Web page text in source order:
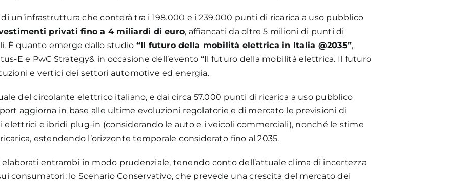
di un’infrastruttura che conterà tra i 198.000 e i 239.000 punti di ricarica a uso pubblico
privati fino a 4 miliardi di euro, affiancati da oltre 5 milioni di punti di
È quanto emerge dallo studio “Il futuro della mobilità elettrica in Italia @2035”,
E e PwC Strategy& in occasione dell’evento “Il futuro della mobilità elettrica. Il futuro
e vertici dei settori automotive ed energia.
del circolante elettrico italiano, e dai circa 57.000 punti di ricarica a uso pubblico
aggiorna in base alle ultime evoluzioni regolatorie e di mercato le previsioni di
elettrici e ibridi plug-in (considerando le auto e i veicoli commerciali), nonché le stime
estendendo l’orizzonte temporale considerato fino al 2035.
elaborati entrambi in modo prudenziale, tenendo conto dell’attuale clima di incertezza
consumatori: lo Scenario Conservativo, che prevede una crescita del mercato dei